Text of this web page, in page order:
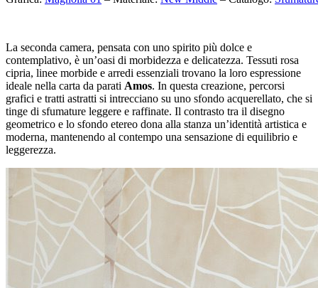
La seconda camera, pensata con uno spirito più dolce e
contemplativo, è un’oasi di morbidezza e delicatezza. Tessuti rosa
cipria, linee morbide e arredi essenziali trovano la loro espressione
ideale nella carta da parati Amos. In questa creazione, percorsi
grafici e tratti astratti si intrecciano su uno sfondo acquerellato, che si
tinge di sfumature leggere e raffinate. Il contrasto tra il disegno
geometrico e lo sfondo etereo dona alla stanza un’identità artistica e
moderna, mantenendo al contempo una sensazione di equilibrio e
leggerezza.